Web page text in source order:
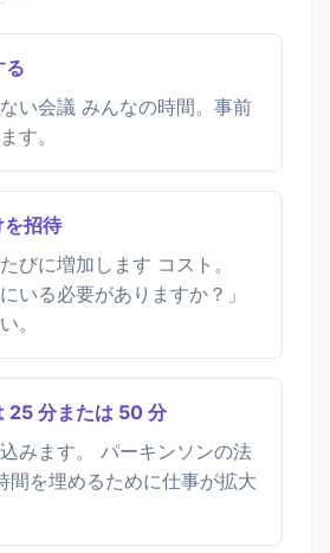
る
い会議 みんなの時間。事前
す。
招待
びに増加します コスト。
いる必要がありますか？」
。
25 分または 50 分
みます。 パーキンソンの法
間を埋めるために仕事が拡大